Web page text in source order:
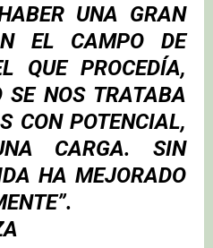
UNA GRAN
EL CAMPO DE
QUE PROCEDÍA,
SE NOS TRATABA
CON POTENCIAL,
CARGA. SIN
HA MEJORADO
”.